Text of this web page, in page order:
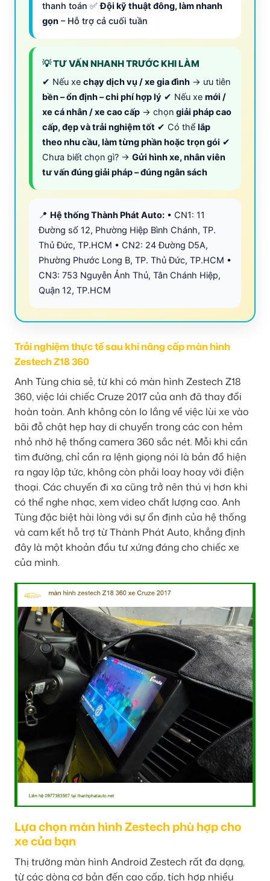
thanh toán ✅Đội kỹ thuật đông, làm nhanh
gọn – Hỗ trợ cả cuối tuần
💡 TƯ VẤN NHANH TRƯỚC KHI LÀM
✔ Nếu xe chạy dịch vụ / xe gia đình → ưu tiên
bền – ổn định – chi phí hợp lý ✔ Nếu xe mới /
xe cá nhân / xe cao cấp → chọn giải pháp cao
cấp, đẹp và trải nghiệm tốt ✔ Có thể lắp
theo nhu cầu, làm từng phần hoặc trọn gói ✔
Chưa biết chọn gì? → Gửi hình xe, nhân viên
tư vấn đúng giải pháp – đúng ngân sách
📍 Hệ thống Thành Phát Auto: • CN1: 11
Đường số 12, Phường Hiệp Bình Chánh, TP.
Thủ Đức, TP.HCM • CN2: 24 Đường D5A,
Phường Phước Long B, TP. Thủ Đức, TP.HCM •
CN3: 753 Nguyễn Ảnh Thủ, Tân Chánh Hiệp,
Quận 12, TP.HCM
Trải nghiệm thực tế sau khi nâng cấp màn hình
Zestech Z18 360
Anh Tùng chia sẻ, từ khi có màn hình Zestech Z18
360, việc lái chiếc Cruze 2017 của anh đã thay đổi
hoàn toàn. Anh không còn lo lắng về việc lùi xe vào
bãi đỗ chật hẹp hay di chuyển trong các con hẻm
nhỏ nhờ hệ thống camera 360 sắc nét. Mỗi khi cần
tìm đường, chỉ cần ra lệnh giọng nói là bản đồ hiện
ra ngay lập tức, không còn phải loay hoay với điện
thoại. Các chuyến đi xa cũng trở nên thú vị hơn khi
có thể nghe nhạc, xem video chất lượng cao. Anh
Tùng đặc biệt hài lòng với sự ổn định của hệ thống
và cam kết hỗ trợ từ Thành Phát Auto, khẳng định
đây là một khoản đầu tư xứng đáng cho chiếc xe
của mình.
Lựa chọn màn hình Zestech phù hợp cho
xe của bạn
Thị trường màn hình Android Zestech rất đa dạng,
từ các dòng cơ bản đến cao cấp, tích hợp nhiều